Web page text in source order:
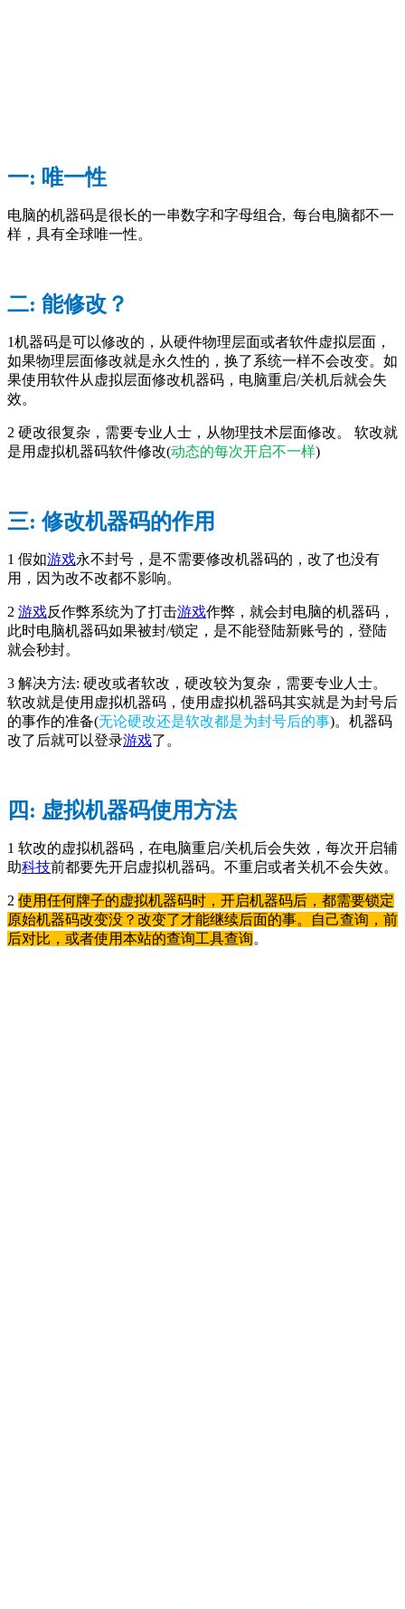
一: 唯一性
电脑的机器码是很长的一串数字和字母组合, 每台电脑都不一
样，具有全球唯一性。
二: 能修改？
1机器码是可以修改的，从硬件物理层面或者软件虚拟层面，
如果物理层面修改就是永久性的，换了系统一样不会改变。如
果使用软件从虚拟层面修改机器码，电脑重启/关机后就会失
效。
2 硬改很复杂，需要专业人士，从物理技术层面修改。 软改就
是用虚拟机器码软件修改(动态的每次开启不一样)
三: 修改机器码的作用
1 假如游戏永不封号，是不需要修改机器码的，改了也没有
用，因为改不改都不影响。
2 游戏反作弊系统为了打击游戏作弊，就会封电脑的机器码，
此时电脑机器码如果被封/锁定，是不能登陆新账号的，登陆
就会秒封。
3 解决方法: 硬改或者软改，硬改较为复杂，需要专业人士。
软改就是使用虚拟机器码，使用虚拟机器码其实就是为封号后
的事作的准备(无论硬改还是软改都是为封号后的事)。机器码
改了后就可以登录游戏了。
四: 虚拟机器码使用方法
1 软改的虚拟机器码，在电脑重启/关机后会失效，每次开启辅
助科技前都要先开启虚拟机器码。不重启或者关机不会失效。
2 使用任何牌子的虚拟机器码时，开启机器码后，都需要锁定
原始机器码改变没？改变了才能继续后面的事。自己查询，前
后对比，或者使用本站的查询工具查询。